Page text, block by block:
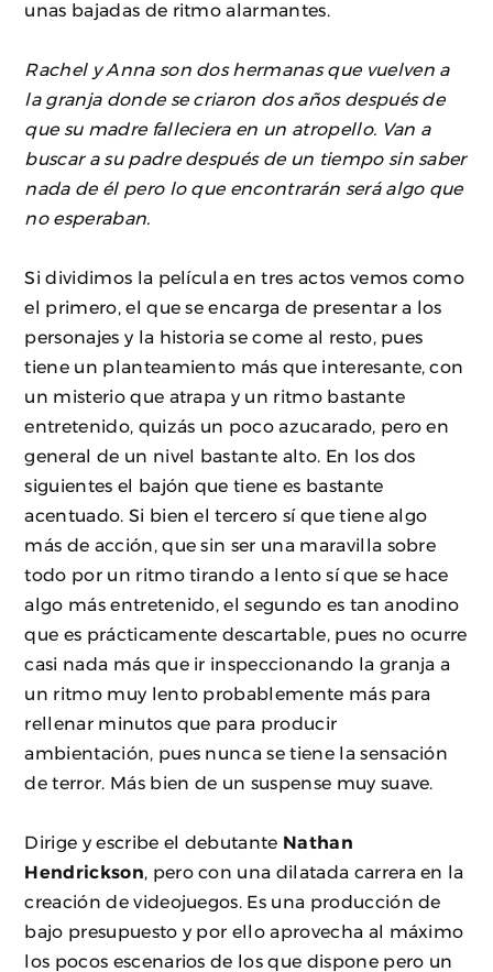
unas bajadas de ritmo alarmantes.
Rachel y Anna son dos hermanas que vuelven a
la granja donde se criaron dos años después de
que su madre falleciera en un atropello. Van a
buscar a su padre después de un tiempo sin saber
nada de él pero lo que encontrarán será algo que
no esperaban.
Si dividimos la película en tres actos vemos como
el primero, el que se encarga de presentar a los
personajes y la historia se come al resto, pues
tiene un planteamiento más que interesante, con
un misterio que atrapa y un ritmo bastante
entretenido, quizás un poco azucarado, pero en
general de un nivel bastante alto. En los dos
siguientes el bajón que tiene es bastante
acentuado. Si bien el tercero sí que tiene algo
más de acción, que sin ser una maravilla sobre
todo por un ritmo tirando a lento sí que se hace
algo más entretenido, el segundo es tan anodino
que es prácticamente descartable, pues no ocurre
casi nada más que ir inspeccionando la granja a
un ritmo muy lento probablemente más para
rellenar minutos que para producir
ambientación, pues nunca se tiene la sensación
de terror. Más bien de un suspense muy suave.
Dirige y escribe el debutante Nathan
Hendrickson , pero con una dilatada carrera en la
creación de videojuegos. Es una producción de
bajo presupuesto y por ello aprovecha al máximo
los pocos escenarios de los que dispone pero un